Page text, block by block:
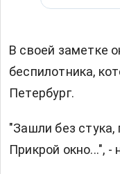
В своей заметке
беспилотника,
Петербург.
"Зашли без
Прикрой окно...",